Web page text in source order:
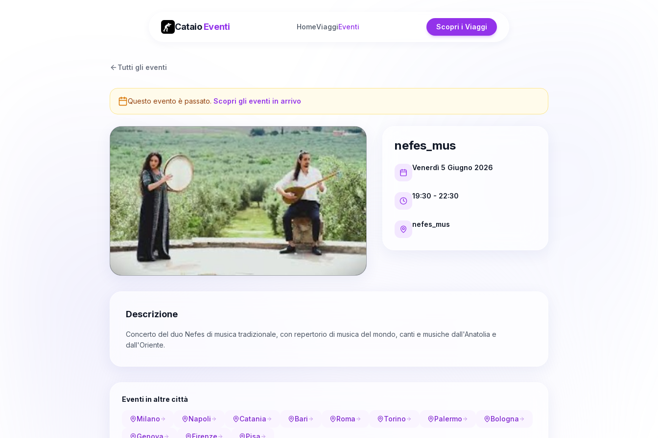
CataioEventi HomeViaggiEventi Scopri i Viaggi
Tutti gli eventi
Questo evento è passato. Scopri gli eventi in arrivo
nefes_mus
Venerdì 5 Giugno 2026
19:30 - 22:30
nefes_mus
Descrizione
Concerto del duo Nefes di musica tradizionale, con repertorio di musica del mondo, canti e musiche dall'Anatolia e
dall'Oriente.
Eventi in altre città
Milano Napoli Catania Bari Roma Torino Palermo Bologna